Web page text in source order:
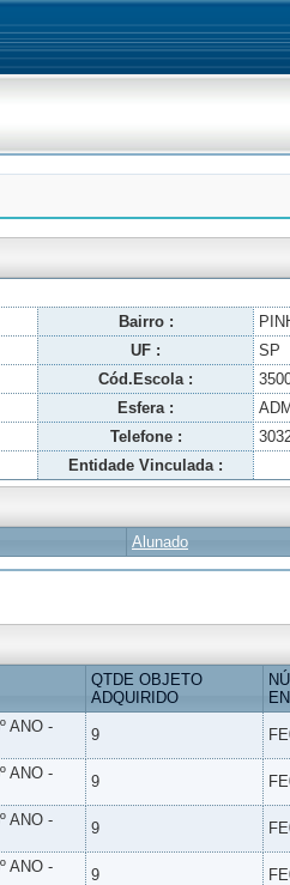
Bairro :
UF :
SP
Cód.Escola :
Esfera :
Telefone :
Entidade Vinculada :
Alunado
QTDE OBJETO
ADQUIRIDO
ANO -
9
ANO -
9
ANO -
9
ANO -
9